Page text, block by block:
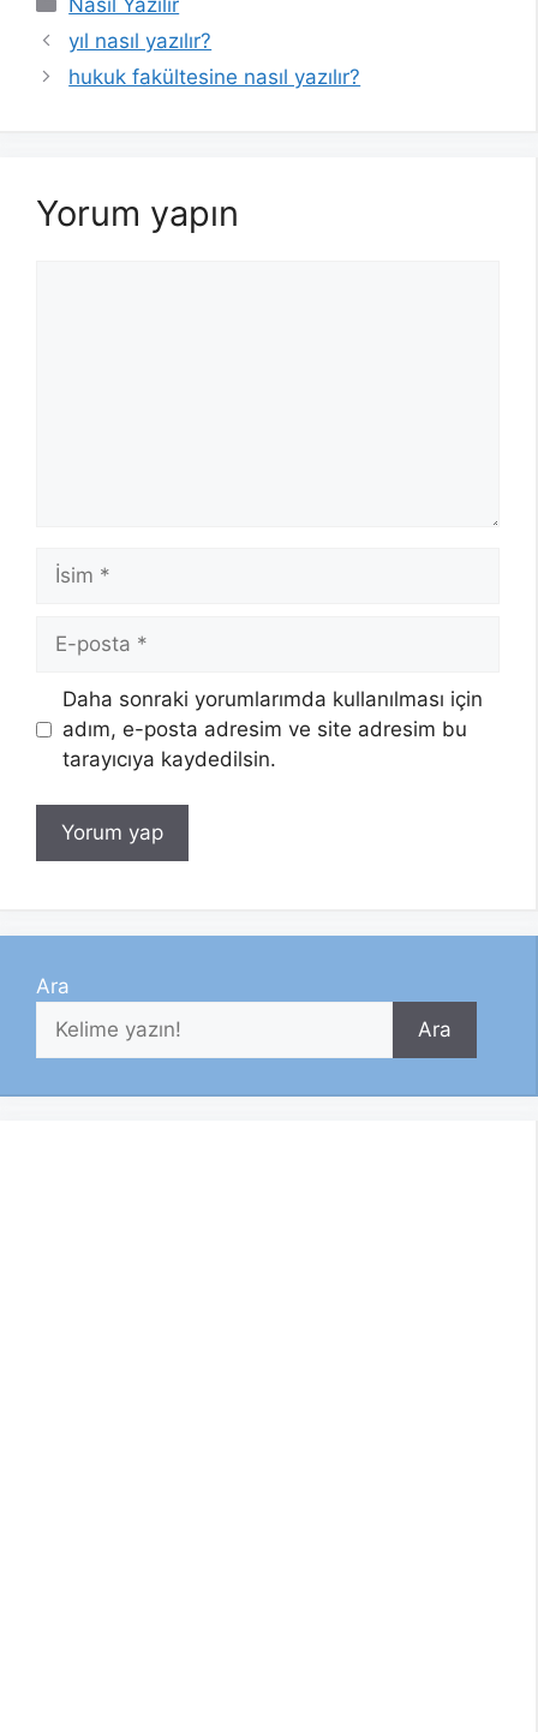
yıl nasıl yazılır?
hukuk fakültesine nasıl yazılır?
Yorum yapın
İsim
posta
Daha sonraki yorumlarımda kullanılması için
adım, e-posta adresim ve site adresim bu
tarayıcıya kaydedilsin.
Ara
Ara